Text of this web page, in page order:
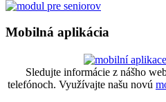
Mobilná aplikácia
Sledujte informácie z nášho
telefónoch. Využívajte našu novú